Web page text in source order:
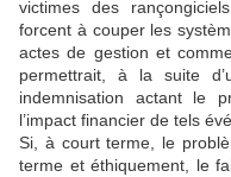
victimes des
forcent à couper les
actes de gestion et
permettrait, à la suite
indemnisation actant le
l’impact financier de tels
Si, à court terme, le
terme et éthiquement, le